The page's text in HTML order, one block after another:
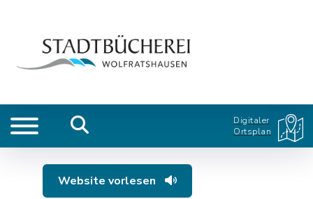
Digitaler
Ortsplan
Website vorlesen